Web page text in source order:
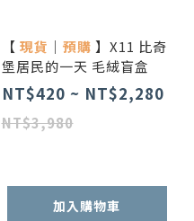
【 現貨 ｜ 預購 】X11 比奇
堡居民的一天 毛絨盲盒
NT$420 ~ NT$2,280
NT$3,980
加入購物車